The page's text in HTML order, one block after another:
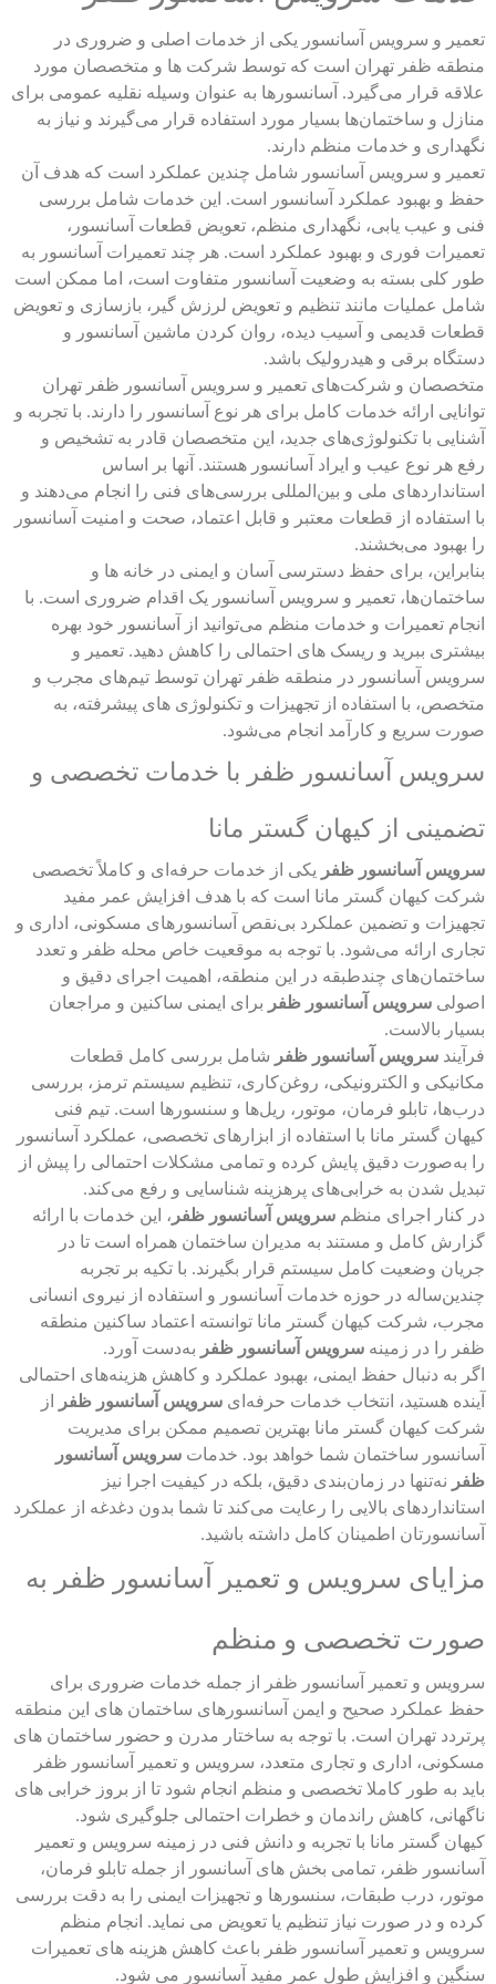
هزینه تعویض قطعات آسانسور چقدر است؟
آیا سرویس دوره ای آسانسور برای ساختمان های
مسکونی متفاوت است؟
چگونه کیفیت خدمات شرکت سرویس آسانسور را
ارزیابی کنیم؟
مهم ترین دلایل خرابی سیم بکسل آسانسور
چیست؟
آیا نگهداری آسانسور در ساختمان های برج هزینه
بیشتری دارد؟
چرا باید شرکت های معتبر سرویس و نگهداری
آسانسور را انتخاب کنیم؟
تعمیر و سرویس آسانسور یکی از خدمات اصلی و ضروری در
منطقه ظفر تهران است که توسط شرکت ها و متخصصان مورد
علاقه قرار می‌گیرد. آسانسورها به عنوان وسیله نقلیه عمومی برای
منازل و ساختمان‌ها بسیار مورد استفاده قرار می‌گیرند و نیاز به
نگهداری و خدمات منظم دارند.
تعمیر و سرویس آسانسور شامل چندین عملکرد است که هدف آن
حفظ و بهبود عملکرد آسانسور است. این خدمات شامل بررسی
فنی و عیب یابی، نگهداری منظم، تعویض قطعات آسانسور،
تعمیرات فوری و بهبود عملکرد است. هر چند تعمیرات آسانسور به
طور کلی بسته به وضعیت آسانسور متفاوت است، اما ممکن است
شامل عملیات مانند تنظیم و تعویض لرزش گیر، بازسازی و تعویض
قطعات قدیمی و آسیب دیده، روان کردن ماشین آسانسور و
دستگاه برقی و هیدرولیک باشد.
متخصصان و شرکت‌های تعمیر و سرویس آسانسور ظفر تهران
توانایی ارائه خدمات کامل برای هر نوع آسانسور را دارند. با تجربه و
آشنایی با تکنولوژی‌های جدید، این متخصصان قادر به تشخیص و
رفع هر نوع عیب و ایراد آسانسور هستند. آنها بر اساس
استانداردهای ملی و بین‌المللی بررسی‌های فنی را انجام می‌دهند و
با استفاده از قطعات معتبر و قابل اعتماد، صحت و امنیت آسانسور
را بهبود می‌بخشند.
بنابراین، برای حفظ دسترسی آسان و ایمنی در خانه ها و
ساختمان‌ها، تعمیر و سرویس آسانسور یک اقدام ضروری است. با
انجام تعمیرات و خدمات منظم می‌توانید از آسانسور خود بهره
بیشتری ببرید و ریسک های احتمالی را کاهش دهید. تعمیر و
سرویس آسانسور در منطقه ظفر تهران توسط تیم‌های مجرب و
متخصص، با استفاده از تجهیزات و تکنولوژی های پیشرفته، به
صورت سریع و کارآمد انجام می‌شود.
سرویس آسانسور ظفر با خدمات تخصصی و
تضمینی از کیهان گستر مانا
سرویس آسانسور ظفر یکی از خدمات حرفه‌ای و کاملاً تخصصی
شرکت کیهان گستر مانا است که با هدف افزایش عمر مفید
تجهیزات و تضمین عملکرد بی‌نقص آسانسورهای مسکونی، اداری و
تجاری ارائه می‌شود. با توجه به موقعیت خاص محله ظفر و تعدد
ساختمان‌های چندطبقه در این منطقه، اهمیت اجرای دقیق و
اصولی سرویس آسانسور ظفر برای ایمنی ساکنین و مراجعان
بسیار بالاست.
فرآیند سرویس آسانسور ظفر شامل بررسی کامل قطعات
مکانیکی و الکترونیکی، روغن‌کاری، تنظیم سیستم ترمز، بررسی
درب‌ها، تابلو فرمان، موتور، ریل‌ها و سنسورها است. تیم فنی
کیهان گستر مانا با استفاده از ابزارهای تخصصی، عملکرد آسانسور
را به‌صورت دقیق پایش کرده و تمامی مشکلات احتمالی را پیش از
تبدیل شدن به خرابی‌های پرهزینه شناسایی و رفع می‌کند.
در کنار اجرای منظم سرویس آسانسور ظفر ، این خدمات با ارائه
گزارش کامل و مستند به مدیران ساختمان همراه است تا در
جریان وضعیت کامل سیستم قرار بگیرند. با تکیه بر تجربه
چندین‌ساله در حوزه خدمات آسانسور و استفاده از نیروی انسانی
مجرب، شرکت کیهان گستر مانا توانسته اعتماد ساکنین منطقه
ظفر را در زمینه سرویس آسانسور ظفر به‌دست آورد.
اگر به دنبال حفظ ایمنی، بهبود عملکرد و کاهش هزینه‌های احتمالی
آینده هستید، انتخاب خدمات حرفه‌ای سرویس آسانسور ظفر
از
شرکت کیهان گستر مانا بهترین تصمیم ممکن برای مدیریت
آسانسور ساختمان شما خواهد بود. خدمات سرویس آسانسور
ظفر نه‌تنها در زمان‌بندی دقیق، بلکه در کیفیت اجرا نیز
استانداردهای بالایی را رعایت می‌کند تا شما بدون دغدغه از عملکرد
آسانسورتان اطمینان کامل داشته باشید.
مزایای سرویس و تعمیر آسانسور ظفر به
صورت تخصصی و منظم
سرویس و تعمیر آسانسور ظفر از جمله خدمات ضروری برای
حفظ عملکرد صحیح و ایمن آسانسورهای ساختمان های این منطقه
پرتردد تهران است. با توجه به ساختار مدرن و حضور ساختمان های
مسکونی، اداری و تجاری متعدد، سرویس و تعمیر آسانسور ظفر
باید به طور کاملا تخصصی و منظم انجام شود تا از بروز خرابی های
ناگهانی، کاهش راندمان و خطرات احتمالی جلوگیری شود.
کیهان گستر مانا با تجربه و دانش فنی در زمینه سرویس و تعمیر
آسانسور ظفر، تمامی بخش های آسانسور از جمله تابلو فرمان،
موتور، درب طبقات، سنسورها و تجهیزات ایمنی را به دقت بررسی
کرده و در صورت نیاز تنظیم یا تعویض می نماید. انجام منظم
سرویس و تعمیر آسانسور ظفر باعث کاهش هزینه های تعمیرات
سنگین و افزایش طول عمر مفید آسانسور می شود.